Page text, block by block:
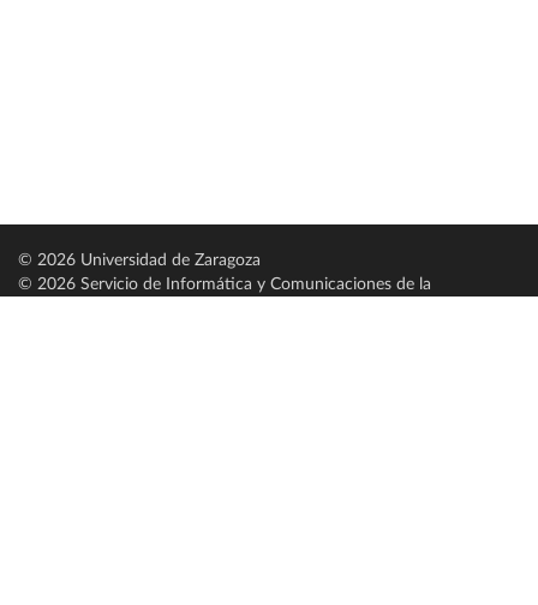
© 2026 Universidad de Zaragoza
© 2026 Servicio de Informática y Comunicaciones de la